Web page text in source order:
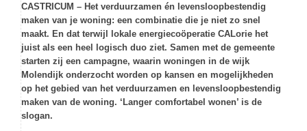
CASTRICUM – Het verduurzamen én levensloopbestendig
maken van je woning: een combinatie die je niet zo snel
maakt. En dat terwijl lokale energiecoöperatie CALorie het
juist als een heel logisch duo ziet. Samen met de gemeente
starten zij een campagne, waarin woningen in de wijk
Molendijk onderzocht worden op kansen en mogelijkheden
op het gebied van het verduurzamen en levensloopbestendig
maken van de woning. ‘Langer comfortabel wonen’ is de
slogan.